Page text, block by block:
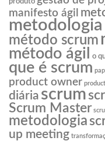
manifesto ágil
método scrum
método ágil o
que é scrum
product owner
diária scrum
Scrum Master
metodologia
up meeting